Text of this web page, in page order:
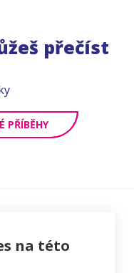
přečíst
PŘÍBĚHY
na této